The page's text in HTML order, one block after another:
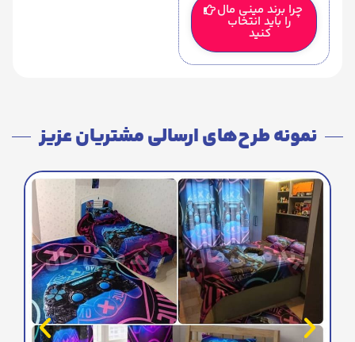
چرا برند مینی مال
را باید انتخاب
کنید
نمونه طرح‌های ارسالی مشتریان عزیز